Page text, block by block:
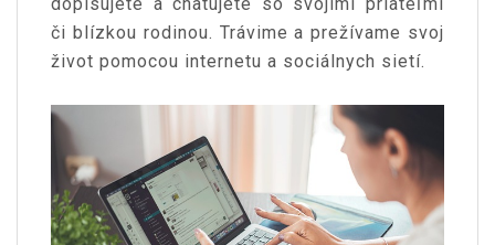
či blízkou rodinou. Trávime a prežívame svoj
život pomocou internetu a sociálnych sietí.